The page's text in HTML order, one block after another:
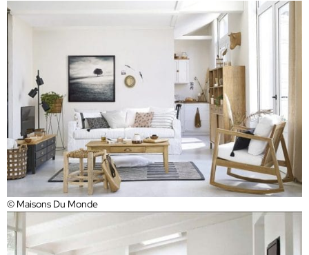
© Maisons Du Monde